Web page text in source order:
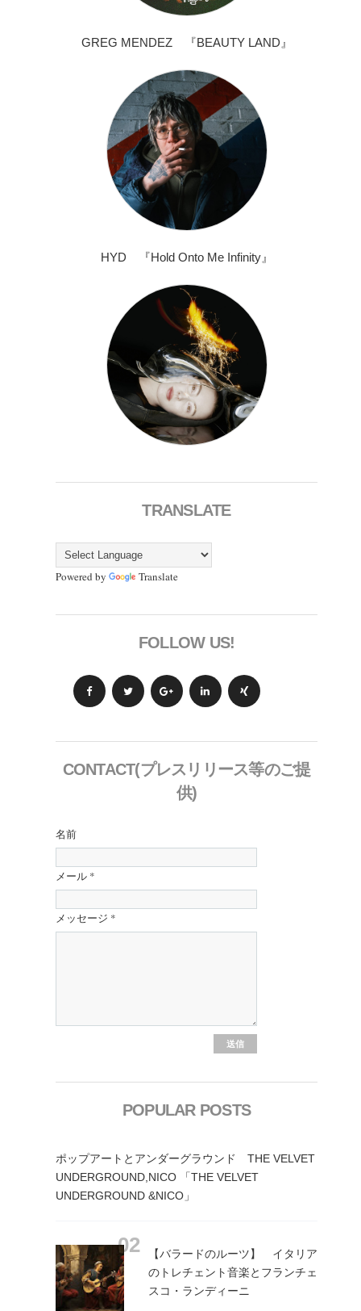
GREG MENDEZ 『BEAUTY LAND』
HYD 『Hold Onto Me Infinity』
TRANSLATE
Powered by Translate
FOLLOW US!
CONTACT(プレスリリース等のご提
供)
名前
メール *
メッセージ *
POPULAR POSTS
ポップアートとアンダーグラウンド THE VELVET
UNDERGROUND,NICO 「THE VELVET
UNDERGROUND &NICO」
【バラードのルーツ】 イタリア
のトレチェント音楽とフランチェ
スコ・ランディーニ